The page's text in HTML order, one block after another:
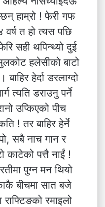
हाम्रो ! फेरी गफ
त हो त्यस पछि
सही थपिन्थ्यो दुई
हलेसीको बाटो
हेर्दा डरलाग्दो
त्यति डराउनु पर्ने
उप्किएको पीच
! तर बाहिर हेर्ने
सबै नाच गान र
काटेको पत्तै नाईं !
पुग्न मन थियो
बीचमा सात बजे
रमाइलो